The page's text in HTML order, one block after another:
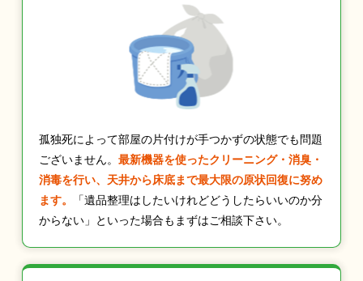
孤独死によって部屋の片付けが手つかずの状態でも問題
ございません。 最新機器を使ったクリーニング・消臭・
消毒を行い、天井から床底まで最大限の原状回復に努め
ます。
「遺品整理はしたいけれどどうしたらいいのか分
からない」といった場合もまずはご相談下さい。